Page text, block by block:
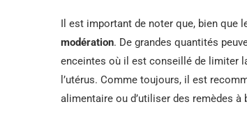
Il est important de noter que, bien que
modération. De grandes quantités
enceintes où il est conseillé de limiter
l’utérus. Comme toujours, il est
alimentaire ou d’utiliser des remèdes à